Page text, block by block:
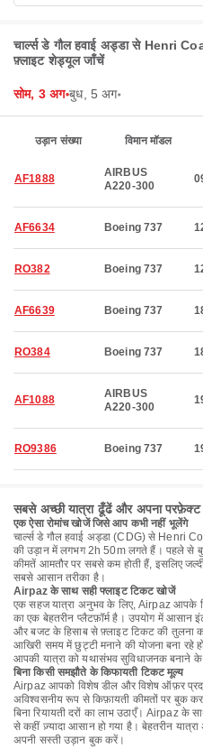
चार्ल्स डे गौल हवाई अड्डा से Henri
फ़्लाइट शेड्यूल जाँचें
सोम, 3 अग॰बुध, 5 अग॰
उड़ान संख्या विमान मॉडल
AF1888
AIRBUS
A220-300
AF6634 Boeing 737
RO382 Boeing 737
AF6639 Boeing 737
RO384 Boeing 737
AF1088
AIRBUS
A220-300
RO9386 Boeing 737
सबसे अच्छी यात्रा ढूँढें और अपना परफ़ेक्ट
एक ऐसा रोमांच खोजें जिसे आप कभी नहीं भूलेंगे
चार्ल्स डे गौल हवाई अड्डा (CDG) से Henri
की उड़ान में लगभग 2h 50m लगते हैं। पहले से
कीमतें आमतौर पर सबसे कम होती हैं, इसलिए
सबसे आसान तरीका है।
Airpaz के साथ सही फ्लाइट टिकट खोजें
एक सहज यात्रा अनुभव के लिए, Airpaz आपके
का एक बेहतरीन प्लैटफ़ॉर्म है। उपयोग में
और बजट के हिसाब से फ़्लाइट टिकट की तुलना
आखिरी समय में छुट्टी मनाने की योजना बना
आपकी यात्रा को यथासंभव सुविधाजनक बनाने
बिना किसी समझौते के किफायती टिकट मूल्य
Airpaz आपको विशेष डील और विशेष ऑफ़र
अविश्वसनीय रूप से किफ़ायती कीमतों पर बुक
बिना रियायती दरों का लाभ उठाएँ। Airpaz के
से कहीं ज़्यादा आसान हो गया है। बेहतरीन
अपनी सस्ती उड़ान बुक करें।